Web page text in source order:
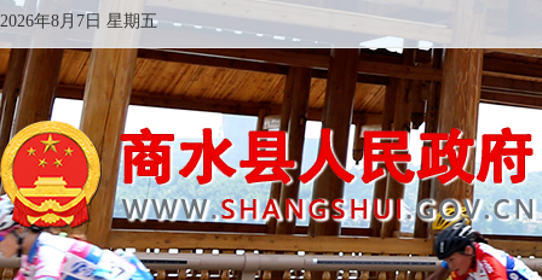
2026年8月7日 星期五